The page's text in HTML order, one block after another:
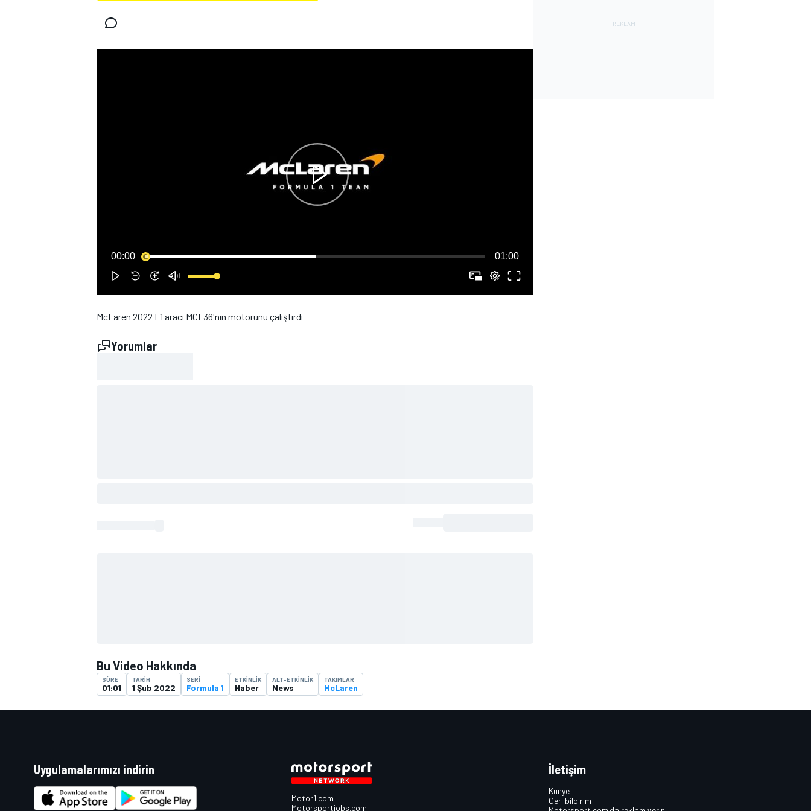
MOTOGP
00:00 01:00
McLaren 2022 F1 aracı MCL36'nın motorunu çalıştırdı
Yorumlar
Bu Video Hakkında
SÜRE
01:01
TARIH
1 Şub 2022
SERI
Formula 1
ETKINLIK
Haber
ALT-ETKINLIK
News
TAKIMLAR
McLaren
Uygulamalarımızı indirin
Motor1.com
Motorsportjobs.com
İletişim
Künye
Geri bildirim